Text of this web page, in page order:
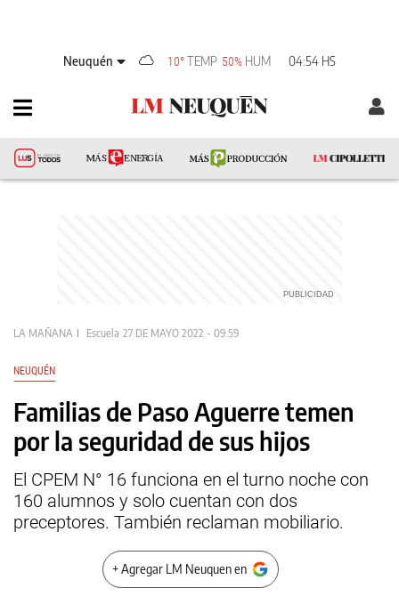
Neuquén 10° TEMP 50% HUM 04:54 HS
LA MAÑANA Escuela 27 DE MAYO 2022 - 09:59
NEUQUÉN
Familias de Paso Aguerre temen
por la seguridad de sus hijos
El CPEM N° 16 funciona en el turno noche con
160 alumnos y solo cuentan con dos
preceptores. También reclaman mobiliario.
+ Agregar LM Neuquen en